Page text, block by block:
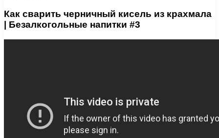
Как сварить черничный кисель из крахмала
| Безалкогольные напитки #3